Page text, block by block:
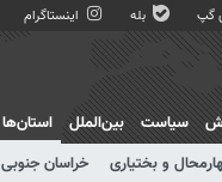
گپ بله اینستاگرام
سیاست بین‌الملل
استان‌ها
و بختیاری خراسان جنوبی